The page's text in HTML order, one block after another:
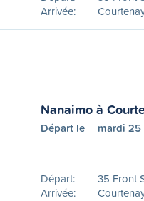
Arrivée:
Nanaimo à
Départ le mardi 25
Départ:
35 Front
Arrivée: